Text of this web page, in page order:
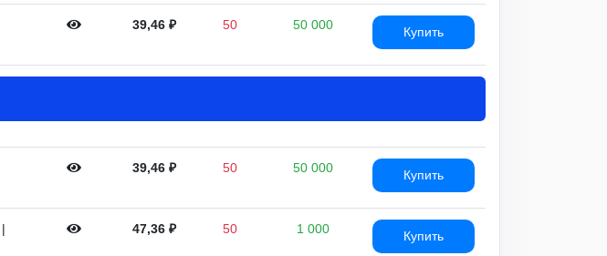
39,46₽ 50 50 000
Купить
39,46₽ 50 50 000
Купить
47,36₽ 50 1 000
Купить